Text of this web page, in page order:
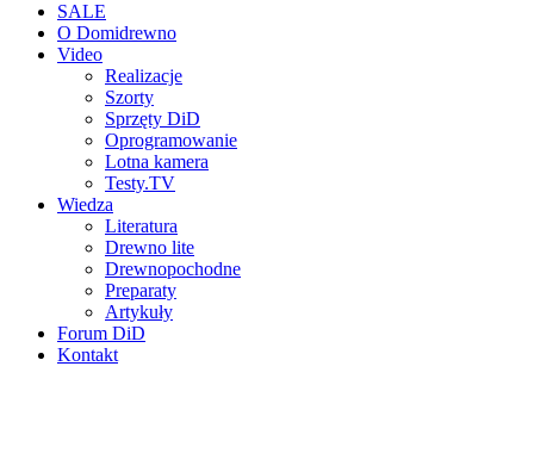
SALE
O Domidrewno
Video
Realizacje
Szorty
Sprzęty DiD
Oprogramowanie
Lotna kamera
Testy.TV
Wiedza
Literatura
Drewno lite
Drewnopochodne
Preparaty
Artykuły
Forum DiD
Kontakt